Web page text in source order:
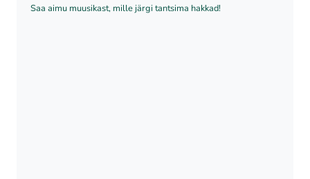
Saa aimu muusikast, mille järgi tantsima hakkad!